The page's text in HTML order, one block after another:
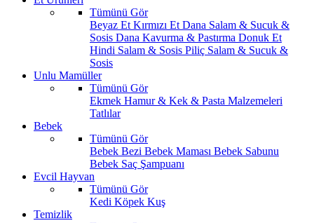
Tümünü Gör
Beyaz Et Kırmızı Et Dana Salam & Sucuk &
Sosis Dana Kavurma & Pastırma Donuk Et
Hindi Salam & Sosis Piliç Salam & Sucuk &
Sosis
Unlu Mamüller
Tümünü Gör
Ekmek Hamur & Kek & Pasta Malzemeleri
Tatlılar
Bebek
Tümünü Gör
Bebek Bezi Bebek Maması Bebek Sabunu
Bebek Saç Şampuanı
Evcil Hayvan
Tümünü Gör
Kedi Köpek Kuş
Temizlik